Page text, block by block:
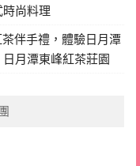
尚料理
伴手禮，體驗日月潭
月潭東峰紅茶莊園